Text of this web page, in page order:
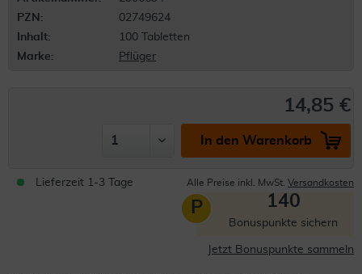
PZN:
02749624
Inhalt:
100 Tabletten
Marke:
Pflüger
14,85 €
In den Warenkorb
Lieferzeit 1-3 Tage Alle Preise inkl. MwSt. Versandkosten
P 140
Bonuspunkte sichern
Jetzt Bonuspunkte sammeln